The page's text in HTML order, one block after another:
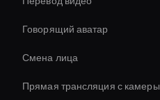
Говорящий аватар
Смена лица
Прямая трансляция с камеры